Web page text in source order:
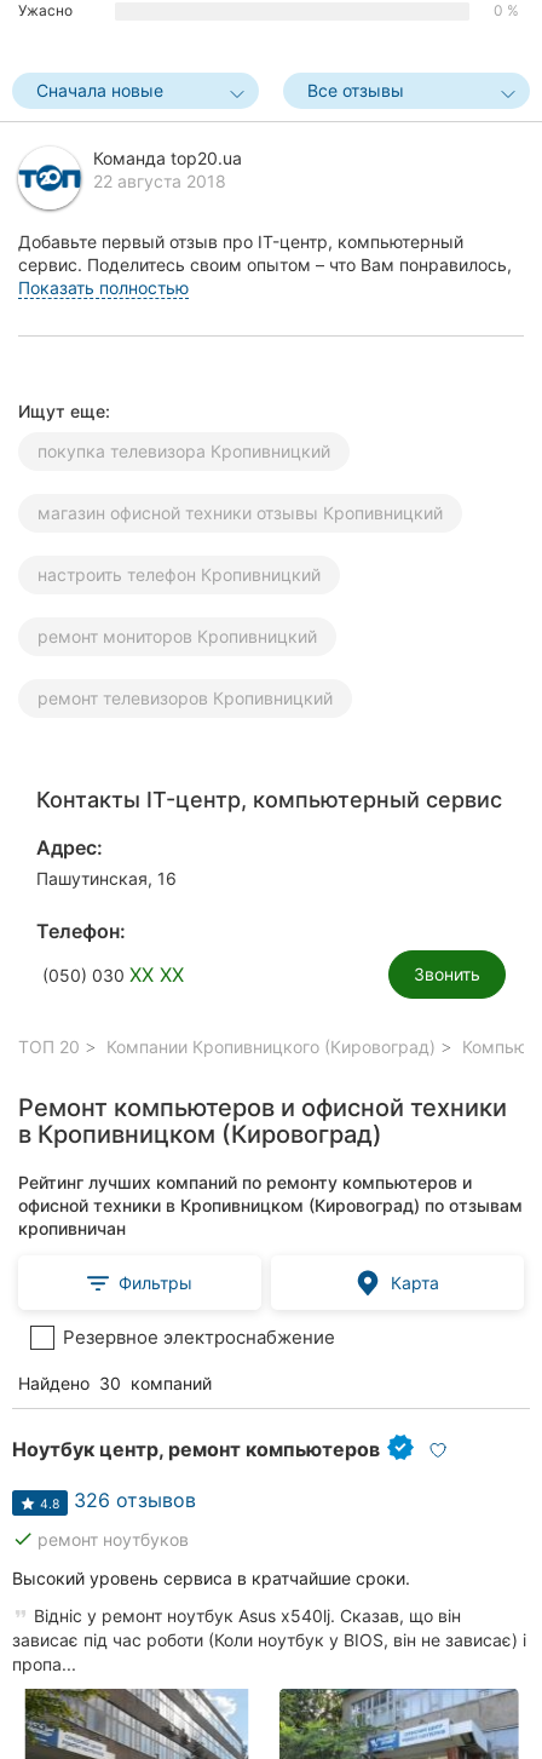
Николаев
Херсон
Полтава
Чернигов
Сумы
Карпаты
Ужасно
0 %
Сначала новые Все отзывы
Команда top20.ua
22 августа 2018
Добавьте первый отзыв про IT-центр, компьютерный
сервис. Поделитесь своим опытом – что Вам понравилось,
а что нет! Это поможет другим жителям Кропивн...
Показать полностью
Ищут еще:
покупка телевизора Кропивницкий
магазин офисной техники отзывы Кропивницкий
настроить телефон Кропивницкий
ремонт мониторов Кропивницкий
ремонт телевизоров Кропивницкий
Контакты IT-центр, компьютерный сервис
Адрес:
Пашутинская, 16
Телефон:
(050) 030 XX XX Звонить
ТОП 20 Компании Кропивницкого (Кировоград)
Ремонт компьютеров и офисной техники
в Кропивницком (Кировоград)
Рейтинг лучших компаний по ремонту компьютеров и
офисной техники в Кропивницком (Кировоград) по отзывам
кропивничан
Фильтры Карта
Резервное электроснабжение
Найдено 30 компаний
Ноутбук центр, ремонт компьютеров
4.8 326 отзывов
done ремонт ноутбуков
Высокий уровень сервиса в кратчайшие сроки.
Відніс у ремонт ноутбук Asus x540lj. Сказав, що він
зависає під час роботи (Коли ноутбук у BIOS, він не зависає) і
пропа...